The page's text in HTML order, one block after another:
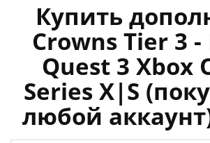
Купить
Crowns Tier 3 -
Quest 3 Xbox
Series X|S
любой